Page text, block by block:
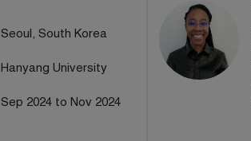
Seoul, South Korea
Hanyang University
Sep 2024 to Nov 2024